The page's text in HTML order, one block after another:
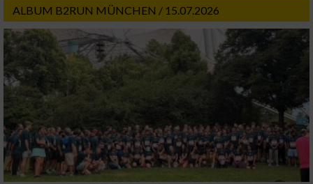
ALBUM B2RUN MÜNCHEN / 15.07.2026